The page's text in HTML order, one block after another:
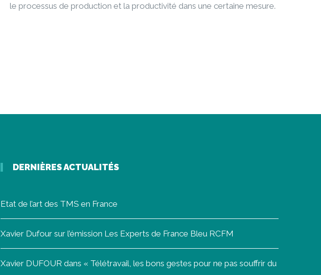
le processus de production et la productivité dans une certaine mesure.
DERNIÈRES ACTUALITÉS
Etat de l’art des TMS en France
Xavier Dufour sur l’émission Les Experts de France Bleu RCFM
Xavier DUFOUR dans « Télétravail, les bons gestes pour ne pas souffrir du